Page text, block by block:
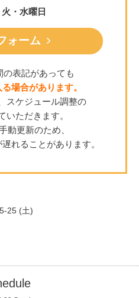
・水曜日
ォーム
表記があっても
場合があります。
スケジュール調整の
いただきます。
動更新のため、
れることがあります。
25 (土)